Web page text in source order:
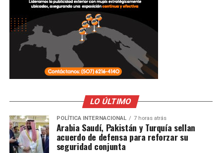
LO ÚLTIMO
POLÍTICA INTERNACIONAL 7 horas atrás
Arabia Saudí, Pakistán y Turquía sellan
acuerdo de defensa para reforzar su
seguridad conjunta